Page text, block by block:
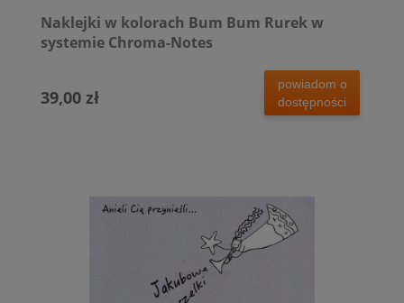
Naklejki w kolorach Bum Bum Rurek w
systemie Chroma-Notes
39,00 zł
powiadom o
dostępności